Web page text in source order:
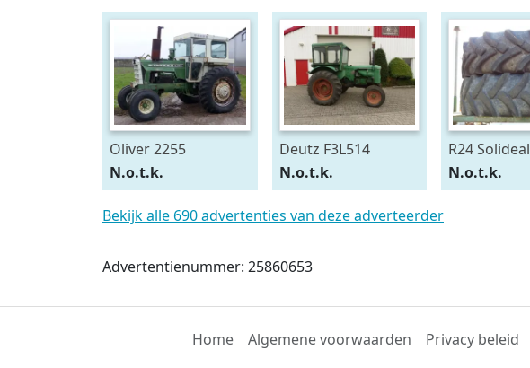
Oliver 2255
N.o.t.k.
Deutz F3L514
N.o.t.k.
R24 Solideal
15.5/80R24
N.o.t.k.
Bekijk alle 690 advertenties van deze adverteerder
Advertentienummer: 25860653
Home Algemene voorwaarden Privacy beleid